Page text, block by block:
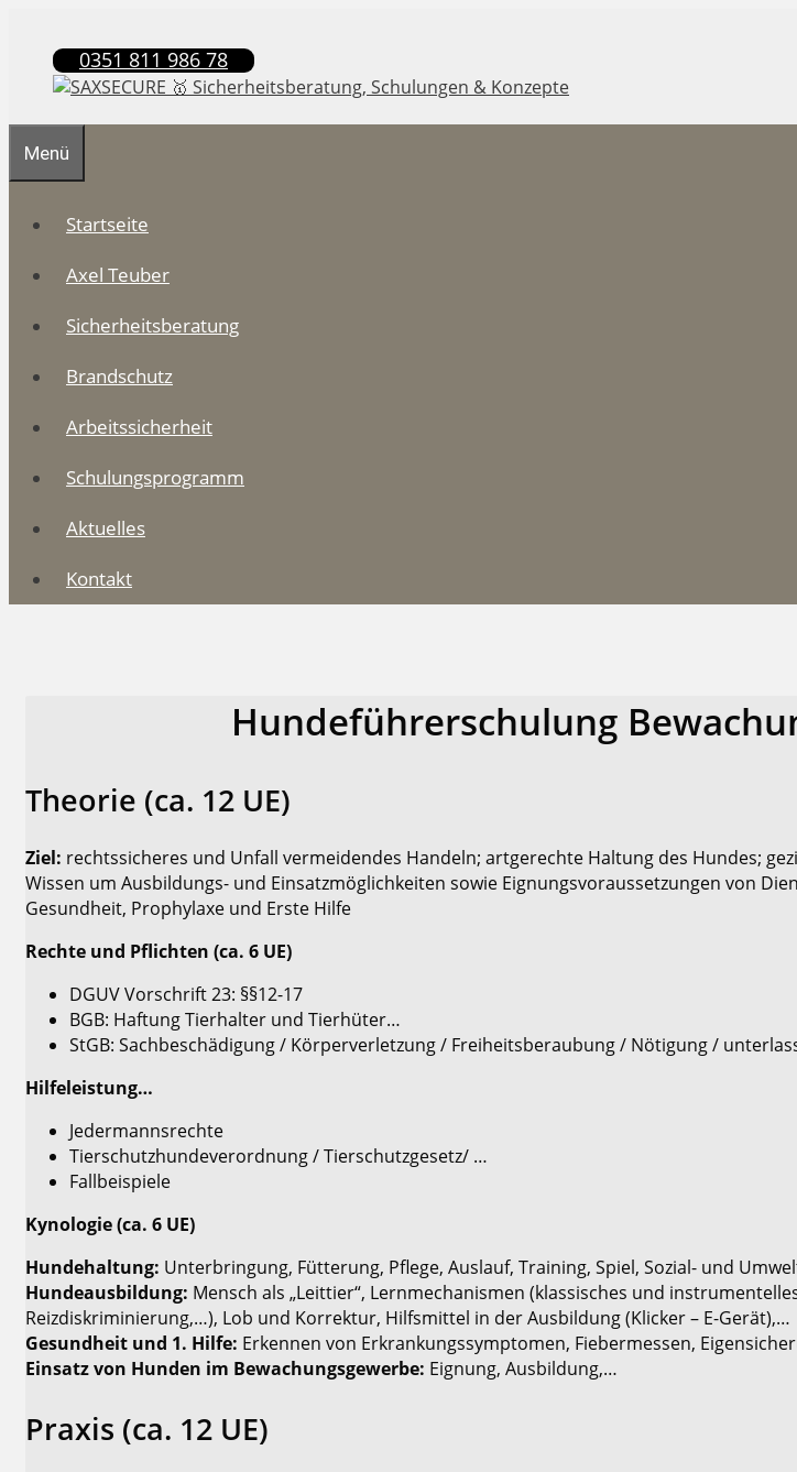
springen0351 811 986 78
Menü
Startseite
Axel Teuber
Sicherheitsberatung
Brandschutz
Arbeitssicherheit
Schulungsprogramm
Aktuelles
Kontakt
Hundeführerschulung
Theorie (ca. 12 UE)
Ziel: rechtssicheres und Unfall vermeidendes Handeln; artgerechte Haltung des Hundes;
Wissen um Ausbildungs- und Einsatzmöglichkeiten sowie Eignungsvoraussetzungen von
Gesundheit, Prophylaxe und Erste Hilfe
Rechte und Pflichten (ca. 6 UE)
DGUV Vorschrift 23: §§12-17
BGB: Haftung Tierhalter und Tierhüter…
StGB: Sachbeschädigung / Körperverletzung / Freiheitsberaubung / Nötigung /
Hilfeleistung…
Jedermannsrechte
Tierschutzhundeverordnung / Tierschutzgesetz/ …
Fallbeispiele
Kynologie (ca. 6 UE)
Hundehaltung: Unterbringung, Fütterung, Pflege, Auslauf, Training, Spiel, Sozial- und
Hundeausbildung: Mensch als „Leittier“, Lernmechanismen (klassisches und
Reizdiskriminierung,…), Lob und Korrektur, Hilfsmittel in der Ausbildung (Klicker – E-Gerät),…
Gesundheit und 1. Hilfe: Erkennen von Erkrankungssymptomen, Fiebermessen,
Einsatz von Hunden im Bewachungsgewerbe: Eignung, Ausbildung,…
Praxis (ca. 12 UE)